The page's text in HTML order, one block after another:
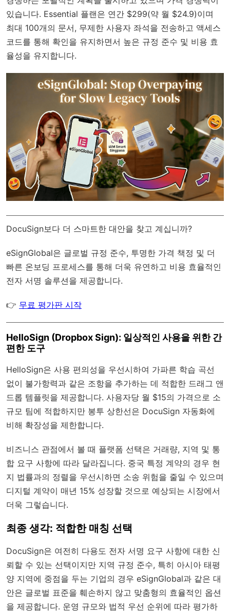
있습니다. Essential 플랜은 연간 $299(약 월 $24.9)이며
최대 100개의 문서, 무제한 사용자 좌석을 전송하고 액세스
코드를 통해 확인을 유지하면서 높은 규정 준수 및 비용 효
율성을 유지합니다.
DocuSign보다 더 스마트한 대안을 찾고 계십니까?
eSignGlobal은 글로벌 규정 준수, 투명한 가격 책정 및 더
빠른 온보딩 프로세스를 통해 더욱 유연하고 비용 효율적인
전자 서명 솔루션을 제공합니다.
👉 무료 평가판 시작
HelloSign (Dropbox Sign): 일상적인 사용을 위한 간
편한 도구
HelloSign은 사용 편의성을 우선시하여 가파른 학습 곡선
없이 불가항력과 같은 조항을 추가하는 데 적합한 드래그 앤
드롭 템플릿을 제공합니다. 사용자당 월 $15의 가격으로 소
규모 팀에 적합하지만 봉투 상한선은 DocuSign 자동화에
비해 확장성을 제한합니다.
비즈니스 관점에서 볼 때 플랫폼 선택은 거래량, 지역 및 통
합 요구 사항에 따라 달라집니다. 중국 특정 계약의 경우 현
지 법률과의 정렬을 우선시하면 소송 위험을 줄일 수 있으며
디지털 계약이 매년 15% 성장할 것으로 예상되는 시장에서
더욱 그렇습니다.
최종 생각: 적합한 매칭 선택
DocuSign은 여전히 다용도 전자 서명 요구 사항에 대한 신
뢰할 수 있는 선택이지만 지역 규정 준수, 특히 아시아 태평
양 지역에 중점을 두는 기업의 경우 eSignGlobal과 같은 대
안은 글로벌 표준을 훼손하지 않고 맞춤형의 효율적인 옵션
을 제공합니다. 운영 규모와 법적 우선 순위에 따라 평가하